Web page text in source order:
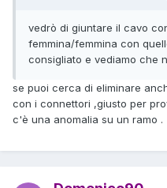
vedrò di giuntare il cavo
femmina/femmina con
consigliato e vediamo che
se puoi cerca di eliminare
con i connettori ,giusto per
c'è una anomalia su un ramo .